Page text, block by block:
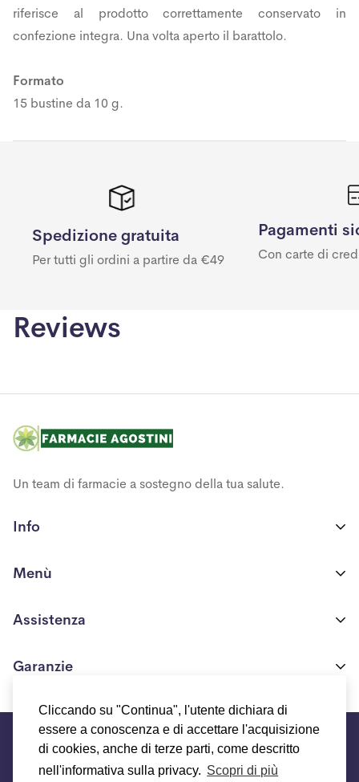
Cliccando su "Continua", l'utente dichiara di
essere a conoscenza e di accettare l'acquisizione
di cookies, anche di terze parti, come descritto
nell'informativa sulla privacy. Scopri di più
riferisce al prodotto correttamente conservato in
confezione integra. Una volta aperto il barattolo.
Formato
15 bustine da 10 g.
Spedizione gratuita
Per tutti gli ordini a partire da €49
Pagamenti
Con carte di
Reviews
Un team di farmacie a sostegno della tua salute.
Info
Farmacia Ponte Nossa S.R.L
P.IVA 03706550161
Menù
Shop
Blog
Programma fedeltà
Termini e condizioni del servizio
Informativa sui rimborsi
Assistenza
Condizioni generali di vendita
Contattaci
Garanzie
Chi siamo
FAQs
Informativa sulla privacy
©Farmacie Agostini 2021